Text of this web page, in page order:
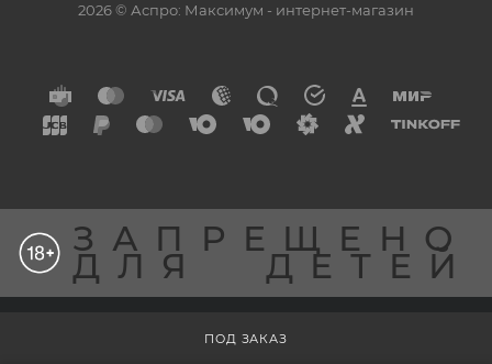
ПОД ЗАКАЗ
2026 © Аспро: Максимум - интернет-магазин
ЗАПРЕЩЕНО
ДЛЯ ДЕТЕЙ